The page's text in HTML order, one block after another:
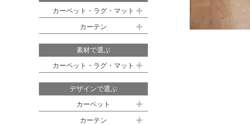
江戸間 10畳(352x440cm)
本間サイズ(3畳～8畳)
本間 3畳(191x286cm)
本間 8畳(382x382cm)
その他のサイズ
約200ｘ300cm(約3.5畳)
約250ｘ250cm
約250ｘ350cm
約300ｘ300cm
約300ｘ350cm
約350ｘ350cm
100ｘ178cm
100ｘ200cm
100ｘ133cm
100ｘ176cm
100ｘ198cm
オーダーキッチンマット
オーダーカーペットの測り方
オーダーカーテンの測り方
カーペット・ラグ・マット
防炎 防音
消臭
すべり止め
遊び毛防止
アレルブロック
制電
日本製
ホットカーペット・床暖房対応
カーテン
洗える 遮光
防炎
アレルブロック
形態安定加工
形状記憶加工
日本製
素材で選ぶ
カーペット・ラグ・マット
ナイロン
ウール
デザインで選ぶ
カーペット
カーテン